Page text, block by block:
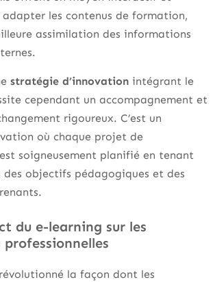
les contenus de formation,
assimilation des informations
stratégie d’innovation intégrant le
cependant un accompagnement et
rigoureux. C’est un
où chaque projet de
soigneusement planifié en tenant
objectifs pédagogiques et des
du e-learning sur les
professionnelles
la façon dont les